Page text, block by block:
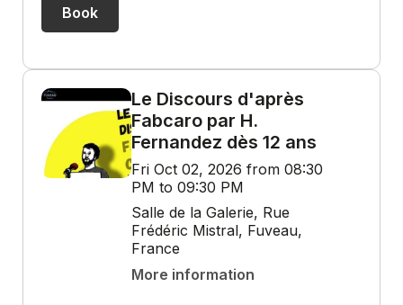
Book
Le Discours d'après
Fabcaro par H.
Fernandez dès 12 ans
Fri Oct 02, 2026 from 08:30
PM to 09:30 PM
Salle de la Galerie, Rue
Frédéric Mistral, Fuveau,
France
More information